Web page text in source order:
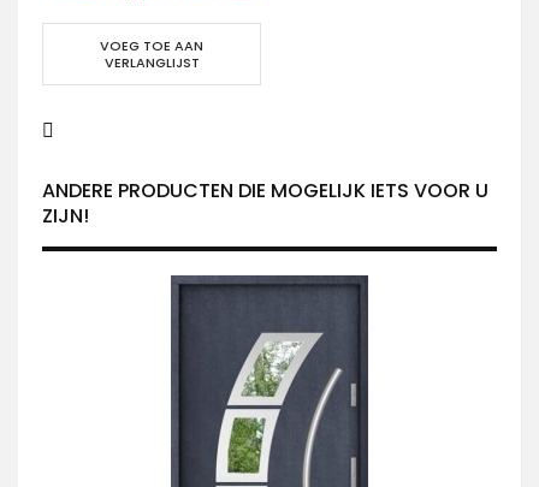
VOEG TOE AAN
VERLANGLIJST
ANDERE PRODUCTEN DIE MOGELIJK IETS VOOR U
ZIJN!